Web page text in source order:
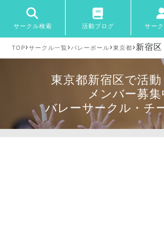
サークル検索 活動ブログ サー
TOP›サークル一覧 › バレーボール›東京都›新宿区
東京都新宿区で活動
メンバー募集
バレーサークル・チ